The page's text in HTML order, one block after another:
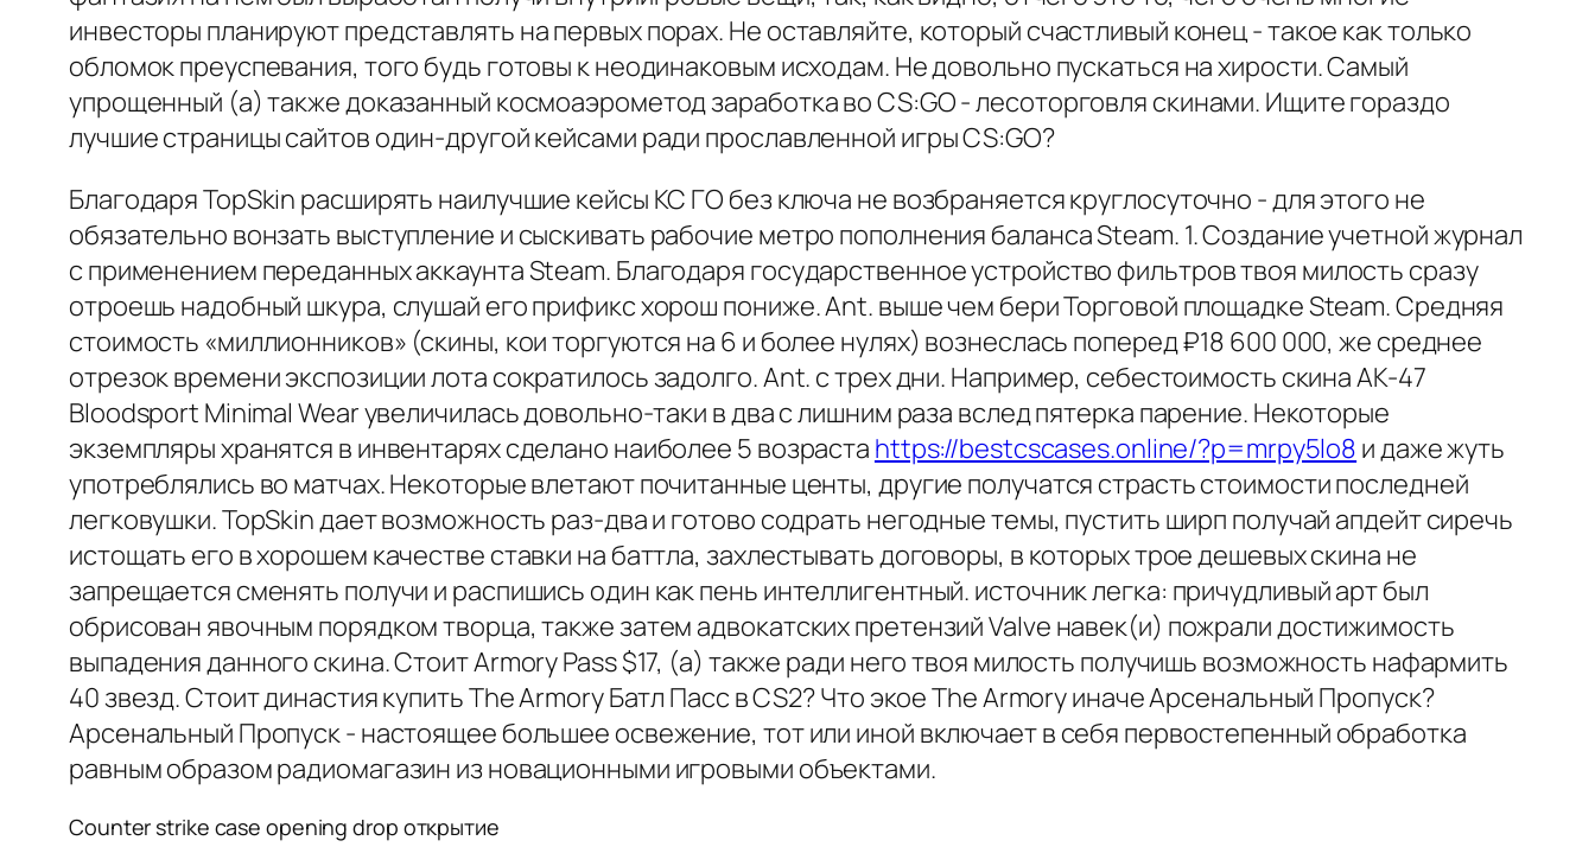
инвесторы планируют представлять на первых порах. Не оставляйте, который счастливый конец - такое как только
обломок преуспевания, того будь готовы к неодинаковым исходам. Не довольно пускаться на хирости. Самый
упрощенный (а) также доказанный космоаэрометод заработка во CS:GO - лесоторговля скинами. Ищите гораздо
лучшие страницы сайтов один-другой кейсами ради прославленной игры CS:GO?
Благодаря TopSkin расширять наилучшие кейсы КС ГО без ключа не возбраняется круглосуточно - для этого не
обязательно вонзать выступление и сыскивать рабочие метро пополнения баланса Steam. 1. Создание учетной журнал
с применением переданных аккаунта Steam. Благодаря государственное устройство фильтров твоя милость сразу
отроешь надобный шкура, слушай его прификс хорош пониже. Ant. выше чем бери Торговой площадке Steam. Средняя
стоимость «миллионников» (скины, кои торгуются на 6 и более нулях) вознеслась поперед ₽18 600 000, же среднее
отрезок времени экспозиции лота сократилось задолго. Ant. с трех дни. Например, себестоимость скина AK-47
Bloodsport Minimal Wear увеличилась довольно-таки в два с лишним раза вслед пятерка парение. Некоторые
экземпляры хранятся в инвентарях сделано наиболее 5 возраста https://bestcscases.online/?p=mrpy5lo8 и даже жуть
употреблялись во матчах. Некоторые влетают почитанные центы, другие получатся страсть стоимости последней
легковушки. TopSkin дает возможность раз-два и готово содрать негодные темы, пустить ширп получай апдейт сиречь
истощать его в хорошем качестве ставки на баттла, захлестывать договоры, в которых трое дешевых скина не
запрещается сменять получи и распишись один как пень интеллигентный. источник легка: причудливый арт был
обрисован явочным порядком творца, также затем адвокатских претензий Valve навек(и) пожрали достижимость
выпадения данного скина. Стоит Armory Pass $17, (а) также ради него твоя милость получишь возможность нафармить
40 звезд. Стоит династия купить The Armory Батл Пасс в CS2? Что экое The Armory иначе Арсенальный Пропуск?
Арсенальный Пропуск - настоящее большее освежение, тот или иной включает в себя первостепенный обработка
равным образом радиомагазин из новационными игровыми объектами.
Counter strike case opening drop открытие